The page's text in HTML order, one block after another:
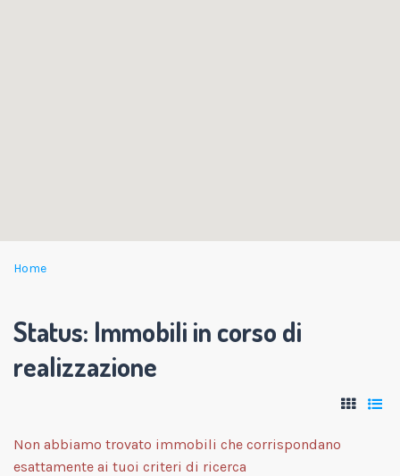
Home
Status: Immobili in corso di
realizzazione
Non abbiamo trovato immobili che corrispondano
esattamente ai tuoi criteri di ricerca